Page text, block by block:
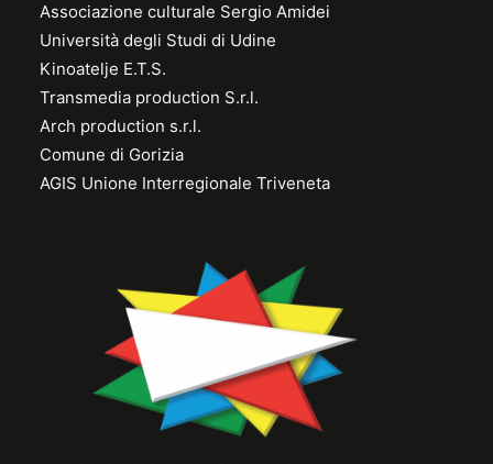
Associazione culturale Sergio Amidei
Università degli Studi di Udine
Kinoatelje E.T.S.
Transmedia production S.r.l.
Arch production s.r.l.
Comune di Gorizia
AGIS Unione Interregionale Triveneta